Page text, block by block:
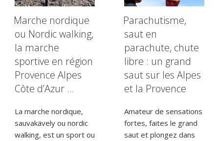
Marche nordique
ou Nordic walking,
la marche
sportive en région
Provence Alpes
Côte d’Azur …
La marche nordique,
sauvakävely ou nordic
walking, est un sport ou
Parachutisme,
saut en
parachute, chute
libre : un grand
saut sur les Alpes
et la Provence
Amateur de sensations
fortes, faites le grand
saut et plongez dans